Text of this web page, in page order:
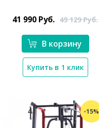
41 990 Руб. 49 129Руб.
В корзину
Купить в 1 клик
-15%